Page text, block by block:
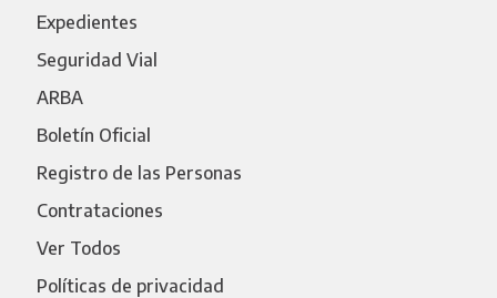
Expedientes
Seguridad Vial
ARBA
Boletín Oficial
Registro de las Personas
Contrataciones
Ver Todos
Políticas de privacidad